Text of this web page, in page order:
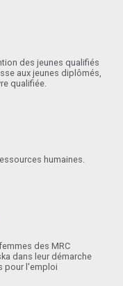
des jeunes qualifiés
aux jeunes diplômés,
qualifiée.
humaines.
des MRC
dans leur démarche
pour l'emploi